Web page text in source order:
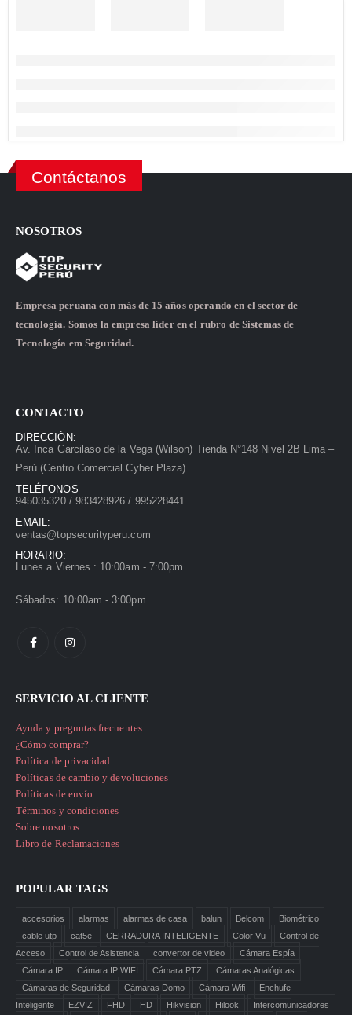
Contáctanos
NOSOTROS
Empresa peruana con más de 15 años operando en el sector de
tecnología. Somos la empresa líder en el rubro de Sistemas de
Tecnología em Seguridad.
CONTACTO
DIRECCIÓN:
Av. Inca Garcilaso de la Vega (Wilson) Tienda N°148 Nivel 2B Lima –
Perú (Centro Comercial Cyber Plaza).
TELÉFONOS
945035320 / 983428926 / 995228441
EMAIL:
ventas@topsecurityperu.com
HORARIO:
Lunes a Viernes : 10:00am - 7:00pm
Sábados: 10:00am - 3:00pm
SERVICIO AL CLIENTE
Ayuda y preguntas frecuentes
¿Cómo comprar?
Política de privacidad
Políticas de cambio y devoluciones
Políticas de envío
Términos y condiciones
Sobre nosotros
Libro de Reclamaciones
POPULAR TAGS
accesorios alarmas alarmas de casa balun Belcom
Biométrico
cable utp
cat5e CERRADURA INTELIGENTE Color Vu
Control de
Acceso
Control de Asistencia convertor de video
Cámara Espía
Cámara IP
Cámara IP WIFI Cámara PTZ
Cámaras Analógicas
Cámaras de Seguridad
Cámaras Domo Cámara Wifi
Enchufe
Inteligente
EZVIZ FHD HD Hikvision Hilook Intercomunicadores